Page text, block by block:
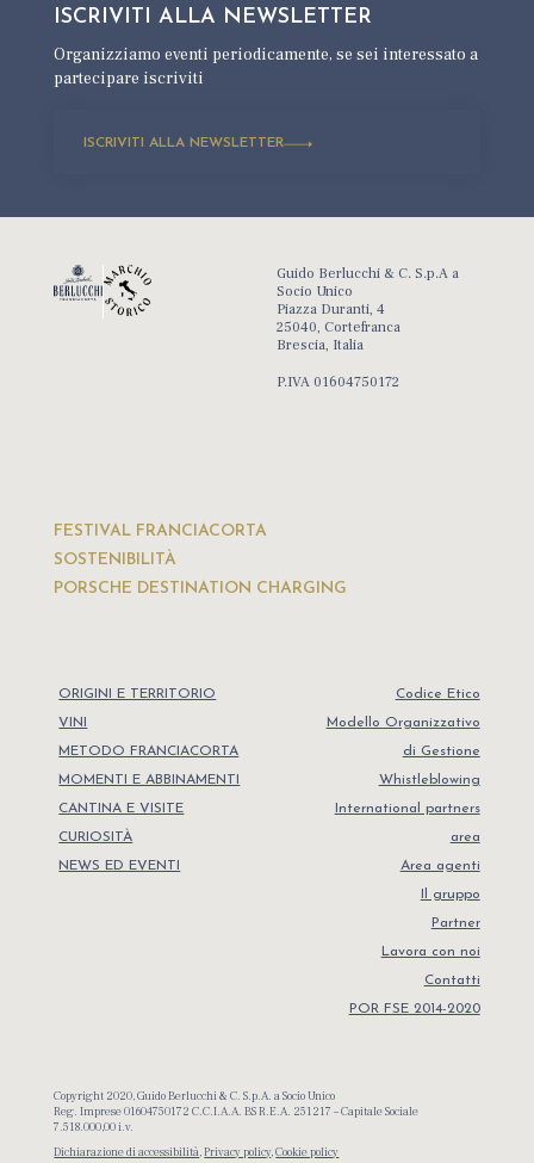
ISCRIVITI ALLA NEWSLETTER
Organizziamo eventi periodicamente,se sei interessato a
partecipare iscriviti
ISCRIVITI ALLA NEWSLETTER
Guido Berlucchi & C. S.p.A a
Socio Unico
Piazza Duranti, 4
25040, Cortefranca
Brescia, Italia
P.IVA 01604750172
FESTIVAL FRANCIACORTA
SOSTENIBILITÀ
PORSCHE DESTINATION CHARGING
ORIGINI E TERRITORIO
VINI
METODO FRANCIACORTA
MOMENTI E ABBINAMENTI
CANTINA E VISITE
CURIOSITÀ
NEWS ED EVENTI
Codice Etico
Modello Organizzativo
di Gestione
Whistleblowing
International partners
area
Area agenti
Il gruppo
Partner
Lavora con noi
Contatti
POR FSE 2014-2020
Copyright 2020, Guido Berlucchi & C. S.p.A. a Socio Unico
Reg. Imprese 01604750172 C.C.I.A.A. BS R.E.A. 251217 – Capitale Sociale
7.518.000,00 i.v.
Dichiarazione di accessibilità ,Privacy policy,Cookie policy